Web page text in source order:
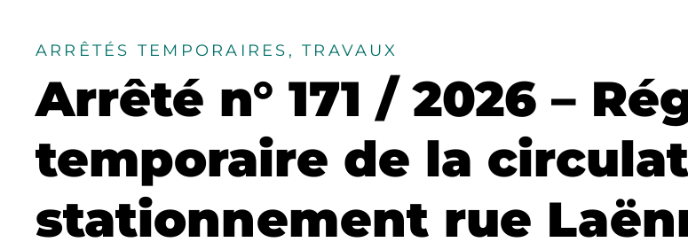
ARRÊTÉS TEMPORAIRES, TRAVAUX
Arrêté n° 171 / 2026 –
temporaire de la
stationnement rue